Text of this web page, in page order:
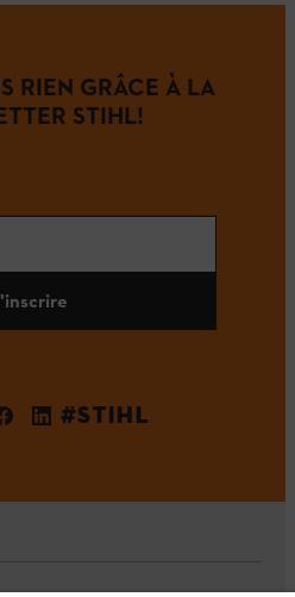
RIEN GRÂCE À LA
STIHL!
#STIHL